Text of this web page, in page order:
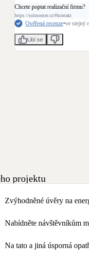
Chcete poptat realizační firmu?
https://solmonter.cz/#kontakt
Ověřená recenze•ve stejný
Libí se
projektu
Zvýhodněné úvěry na
Nabídněte návštěvníkům
Na tato a jiná úsporná